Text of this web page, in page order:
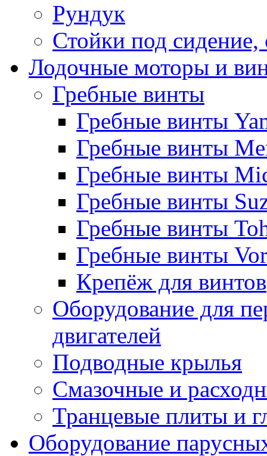
Рундук
Стойки под
Лодочные моторы и
Гребные винты
Гребные винты
Гребные винты
Гребные винты
Гребные винты
Гребные винты
Гребные винты
Крепёж для винтов
Оборудование для
двигателей
Подводные крылья
Смазочные и
Транцевые плиты и
Оборудование